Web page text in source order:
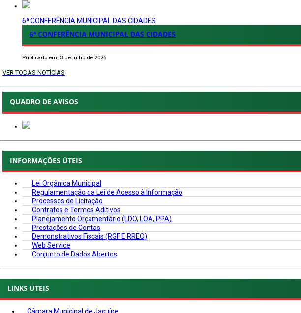
6ª CONFERÊNCIA MUNICIPAL DAS CIDADES
6ª CONFERÊNCIA MUNICIPAL DAS CIDADES
Publicado em: 3 de julho de 2025
VER TODAS NOTÍCIAS
QUADRO DE AVISOS
INFORMAÇÕES ÚTEIS
Lei Orgânica Municipal
Regulamentação da Lei de Acesso à Informação
Processos de Licitação
Contratos e Termos Aditivos
Planejamento Orçamentário (LDO, LOA, PPA)
Prestações de Contas
Demonstrativos Fiscais (RGF E RREO)
Web Service
Conjunto de Dados Abertos
LINKS ÚTEIS
Câmara Municipal de Jacuípe